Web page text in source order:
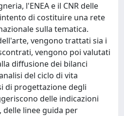
l'ENEA e il CNR delle
di costituire una rete
sulla tematica.
vengono trattati sia i
vengono poi valutati
diffusione dei bilanci
del ciclo di vita
di progettazione degli
delle indicazioni
linee guida per